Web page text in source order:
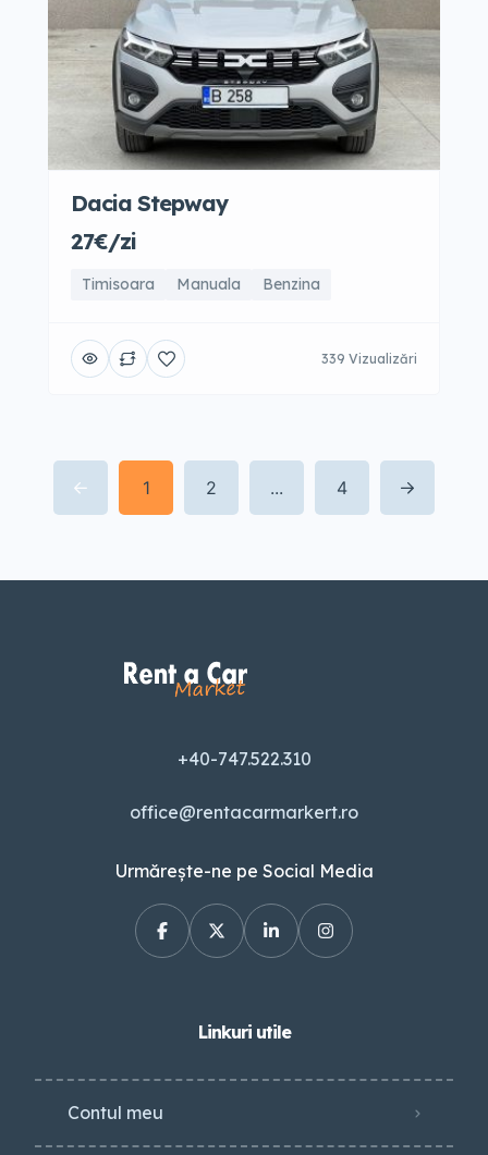
Dacia Stepway
27€/zi
Timisoara Manuala Benzina
339 Vizualizări
1 2 ... 4
+40-747.522.310
office@rentacarmarkert.ro
Urmărește-ne pe Social Media
Linkuri utile
Contul meu